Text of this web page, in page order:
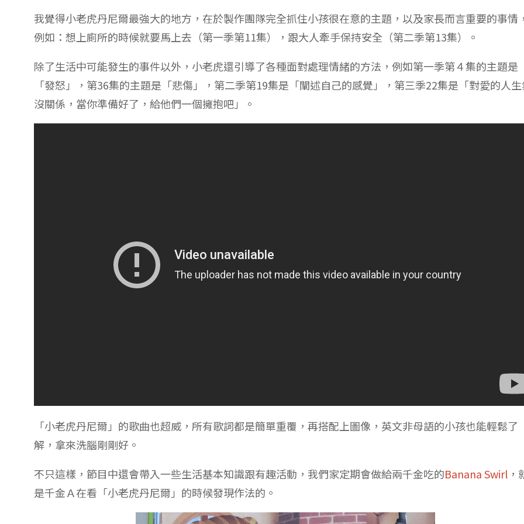
我覺得小老虎丹尼爾最強大的地方，在於製作團隊完全抓住小孩很在意的主題，以及家長而言重要的事情
例如：想上廁所的時候就要馬上去（第一季第11集），跟大人牽手保持安全（第二季第13集）。
除了生活中可能發生的事件以外，小老虎還引導了各種面對處理情緒的方法，例如第一季第４集的主題是
「發怒」，第36集的主題是「悲傷」，第二季第19集是「闡述自己的感覺」，第三季22集是「對愛的人
沒關係，當你準備好了，給他們一個擁抱吧」。
「小老虎丹尼爾」的歌曲也超威，所有歌詞都是簡單重覆，再搭配上圖像，英文非母語的小孩也能輕鬆了
解，拿來洗腦剛剛好。
不只這樣，節目中還會帶入一些生活基本知識跟有趣活動，我們家定期會做給兩千金吃的Banana Swirl ，
是千金Ａ在看「小老虎丹尼爾」的時候發現作法的。